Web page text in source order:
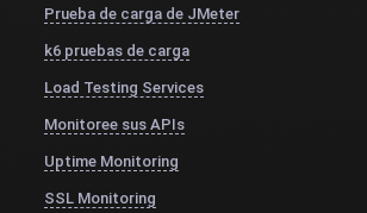
Prueba de carga de JMeter
k6 pruebas de carga
Load Testing Services
Monitoree sus APIs
Uptime Monitoring
SSL Monitoring